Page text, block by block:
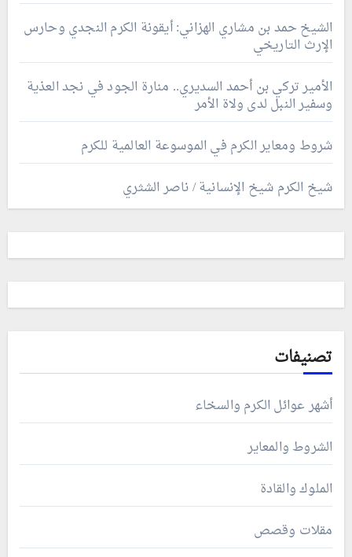
الشيخ حمد بن مشاري الهزاني: أيقونة الكرم النجدي وحارس
الإرث التاريخي
الأمير تركي بن أحمد السديري.. منارة الجود في نجد العذية
وسفير النبل لدى ولاة الأمر
شروط ومعاير الكرم في الموسوعة العالمية للكرم
شيخ الكرم شيخ الإنسانية / ناصر الشثري
تصنيفات
أشهر عوائل الكرم والسخاء
الشروط والمعاير
الملوك والقادة
مقلات وقصص